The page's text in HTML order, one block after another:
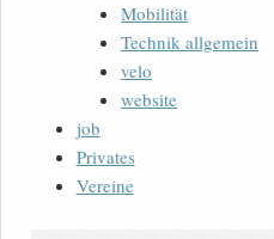
Mobilität
Technik allgemein
velo
website
job
Privates
Vereine